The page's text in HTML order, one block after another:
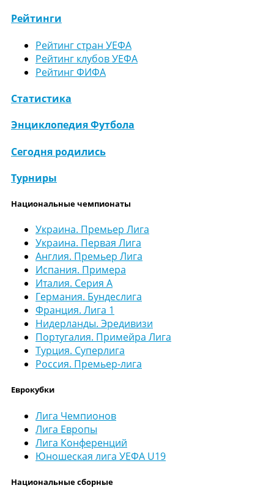
Рейтинги
Рейтинг стран УЕФА
Рейтинг клубов УЕФА
Рейтинг ФИФА
Статистика
Энциклопедия Футбола
Сегодня родились
Турниры
Национальные чемпионаты
Украина. Премьер Лига
Украина. Первая Лига
Англия. Премьер Лига
Испания. Примера
Италия. Серия А
Германия. Бундеслига
Франция. Лига 1
Нидерланды. Эредивизи
Португалия. Примейра Лига
Турция. Суперлига
Россия. Премьер-лига
Еврокубки
Лига Чемпионов
Лига Европы
Лига Конференций
Юношеская лига УЕФА U19
Национальные сборные